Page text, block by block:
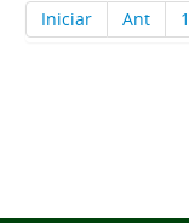
Iniciar Ant 1